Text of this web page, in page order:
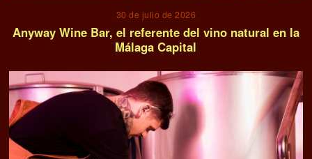
30 de julio de 2026
Anyway Wine Bar, el referente del vino natural en la
Málaga Capital